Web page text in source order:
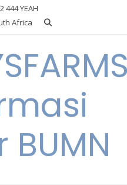
444 YEAH
Africa